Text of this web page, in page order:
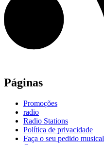
Páginas
Promoções
radio
Radio Stations
Política de privacidade
Faça o seu pedido musical